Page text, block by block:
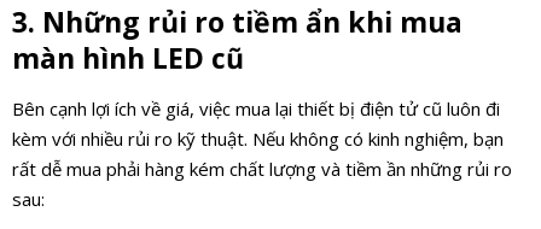
3. Những rủi ro tiềm ẩn khi mua
màn hình LED cũ
Bên cạnh lợi ích về giá, việc mua lại thiết bị điện tử cũ luôn đi
kèm với nhiều rủi ro kỹ thuật. Nếu không có kinh nghiệm, bạn
rất dễ mua phải hàng kém chất lượng và tiềm ần những rủi ro
sau: